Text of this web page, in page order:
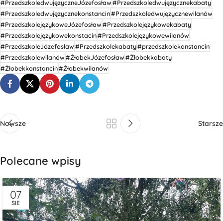
#PrzedszkoledwujęzyczneJózefosław#Przedszkoledwujęzycznekabaty
#Przedszkoledwujęzycznekonstancin#Przedszkoledwujęzycznewilanów
#PrzedszkolejęzykoweJózefosław#Przedszkolejęzykowekabaty
#Przedszkolejęzykowekonstacin#Przedszkolejęzykowewilanów
#PrzedszkoleJózefosław#Przedszkolekabaty#przedszkolekonstancin
#Przedszkolewilanów#ŻłobekJózefosław#Żłobekkabaty
#Żłobekkonstancin#Żłobekwilanów
Nowsze Starsze
Polecane wpisy
07
SIE